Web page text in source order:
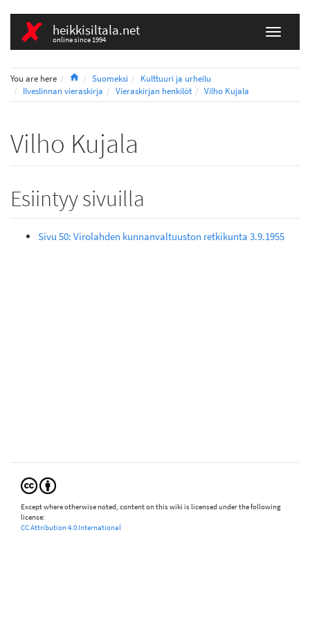
heikkisiltala.net
online since 1994
You are here HomeSuomeksi
Kulttuuri ja urheilu
Ilveslinnan vieraskirja
Vieraskirjan henkilöt Vilho Kujala
Vilho Kujala
Esiintyy sivuilla
Sivu 50: Virolahden kunnanvaltuuston retkikunta 3.9.1955
Except where otherwise noted, content on this wiki is licensed under the following
license:
CC Attribution 4.0 International